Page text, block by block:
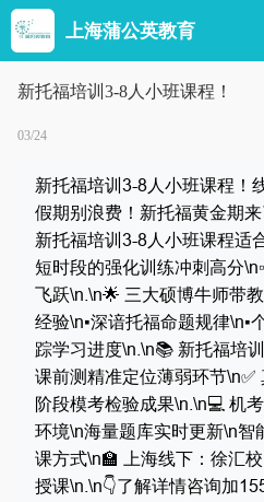
上海蒲公英教育
新托福培训3-8人小班课程！
03/24
新托福培训3-8人小班课程！
假期别浪费！新托福黄金期
新托福培训3-8人小班课程适
短时段的强化训练冲刺高分
飞跃\n.\n🌟 三大硕博牛师带
经验\n▪️深谙托福命题规律\n▪️
踪学习进度\n.\n📚 新托福培
课前测精准定位薄弱环节\n✅
阶段模考检验成果\n.\n💻 机
环境\n海量题库实时更新\n智
课方式\n🏫 上海线下：徐汇
授课\n.\n👇了解详情咨询加